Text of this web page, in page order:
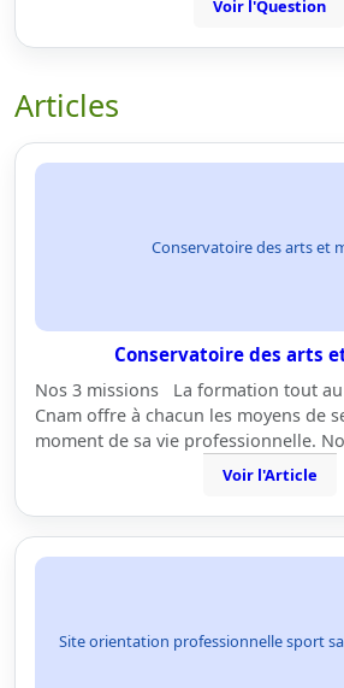
Voir l'Question
Articles
Conservatoire des arts et
Conservatoire des arts
Nos 3 missions La formation tout
Cnam offre à chacun les moyens de
moment de sa vie professionnelle.
Voir l'Article
Site orientation professionnelle sport